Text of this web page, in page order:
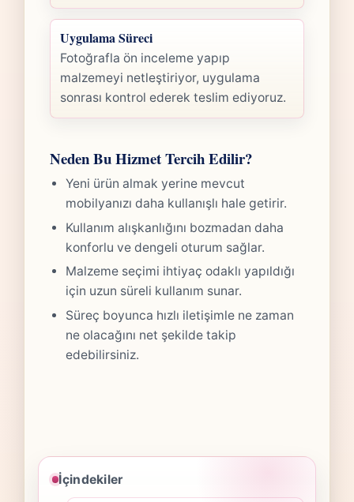
Uygulama Süreci
Fotoğrafla ön inceleme yapıp
malzemeyi netleştiriyor, uygulama
sonrası kontrol ederek teslim ediyoruz.
Neden Bu Hizmet Tercih Edilir?
Yeni ürün almak yerine mevcut
mobilyanızı daha kullanışlı hale getirir.
Kullanım alışkanlığını bozmadan daha
konforlu ve dengeli oturum sağlar.
Malzeme seçimi ihtiyaç odaklı yapıldığı
için uzun süreli kullanım sunar.
Süreç boyunca hızlı iletişimle ne zaman
ne olacağını net şekilde takip
edebilirsiniz.
İçindekiler